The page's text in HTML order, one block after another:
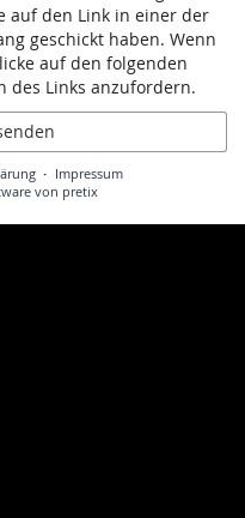
auf den Link in einer der
geschickt haben. Wenn
auf den folgenden
des Links anzufordern.
Impressum
von pretix